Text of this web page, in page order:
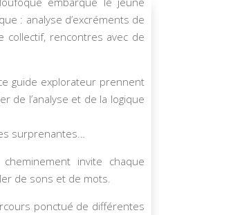
: analyse d’excréments de
collectif, rencontres avec de
guide explorateur prennent
de l’analyse et de la logique
surprenantes…
invite chaque
de sons et de mots.
ponctué de différentes